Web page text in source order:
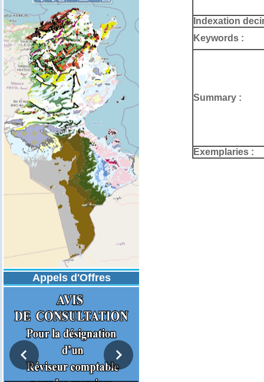
Appels d'Offres
Indexation
Keywords :
Summary :
Exemplaries :